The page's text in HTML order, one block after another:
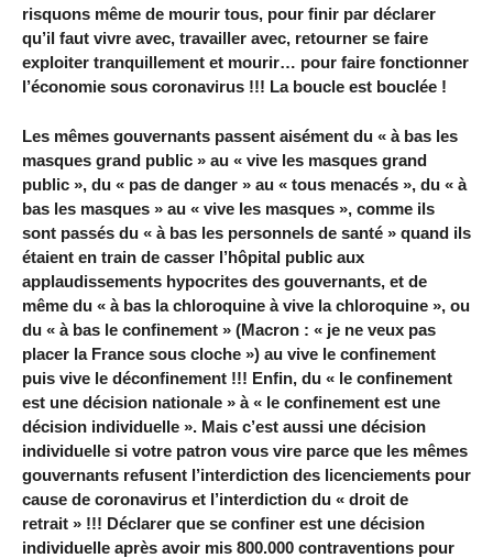
risquons même de mourir tous, pour finir par déclarer
qu’il faut vivre avec, travailler avec, retourner se faire
exploiter tranquillement et mourir… pour faire fonctionner
l’économie sous coronavirus !!! La boucle est bouclée !
Les mêmes gouvernants passent aisément du « à bas les
masques grand public » au « vive les masques grand
public », du « pas de danger » au « tous menacés », du « à
bas les masques » au « vive les masques », comme ils
sont passés du « à bas les personnels de santé » quand ils
étaient en train de casser l’hôpital public aux
applaudissements hypocrites des gouvernants, et de
même du « à bas la chloroquine à vive la chloroquine », ou
du « à bas le confinement » (Macron : « je ne veux pas
placer la France sous cloche ») au vive le confinement
puis vive le déconfinement !!! Enfin, du « le confinement
est une décision nationale » à « le confinement est une
décision individuelle ». Mais c’est aussi une décision
individuelle si votre patron vous vire parce que les mêmes
gouvernants refusent l’interdiction des licenciements pour
cause de coronavirus et l’interdiction du « droit de
retrait » !!! Déclarer que se confiner est une décision
individuelle après avoir mis 800.000 contraventions pour